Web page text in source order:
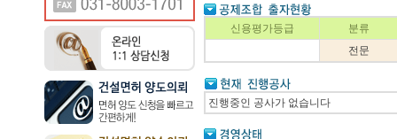
신용평가등급
분류
전문
진행중인 공사가 없습니다